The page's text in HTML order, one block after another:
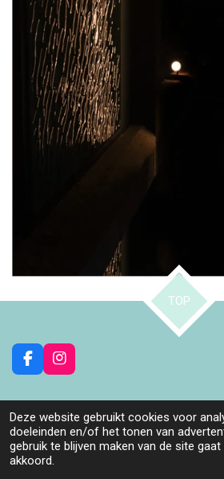
Deze website gebruikt cookies voor
doeleinden en/of het tonen van
gebruik te blijven maken van de site gaat
akkoord.
TOP
F
a
b
o
o
k
I
n
a
g
r